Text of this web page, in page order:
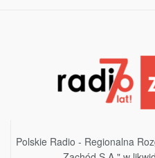
Polskie Radio - Regionalna